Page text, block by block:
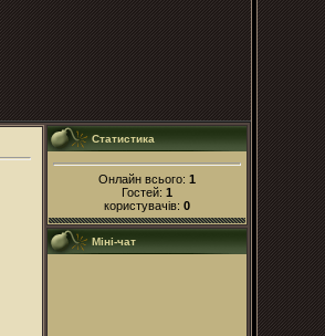
Статистика
Онлайн всього: 1
Гостей: 1
користувачів: 0
Міні-чат